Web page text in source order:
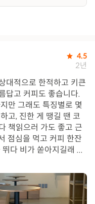
4.5
2년
대적으로 한적하고 키큰
답고 커피도 좋습니다.
만 그래도 특징별로 몇
고, 진한 게 땡길 땐 코
책읽으러 가도 좋고 근
점심을 먹고 커피 한잔
다 비가 쏟아지길래 ...